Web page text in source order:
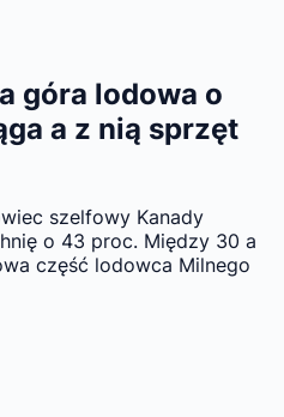
góra lodowa o
a z nią sprzęt
szelfowy Kanady
o 43 proc. Między 30 a
część lodowca Milnego